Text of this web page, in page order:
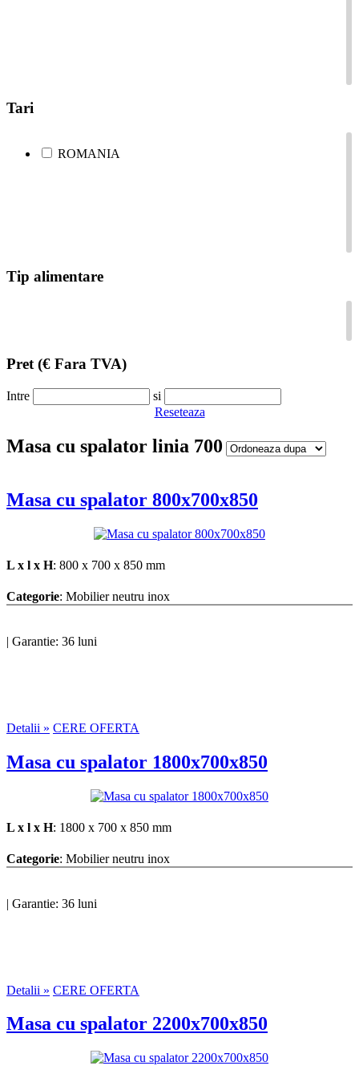
Tari
ROMANIA
Tip alimentare
Pret(€ Fara TVA)
Intre
si
Reseteaza
Masa cu spalator linia 700
Masa cu spalator 800x700x850
L x l x H: 800 x 700 x 850 mm
Categorie: Mobilier neutru inox
| Garantie: 36 luni
Detalii » CERE OFERTA
Masa cu spalator 1800x700x850
L x l x H: 1800 x 700 x 850 mm
Categorie: Mobilier neutru inox
| Garantie: 36 luni
Detalii » CERE OFERTA
Masa cu spalator 2200x700x850